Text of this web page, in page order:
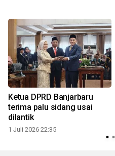
Ketua DPRD Banjarbaru
terima palu sidang usai
dilantik
1 Juli 2026 22:35